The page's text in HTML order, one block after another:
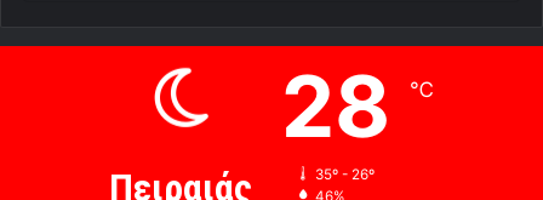
Πειραιάς
28 ℃
35º - 26º
46%